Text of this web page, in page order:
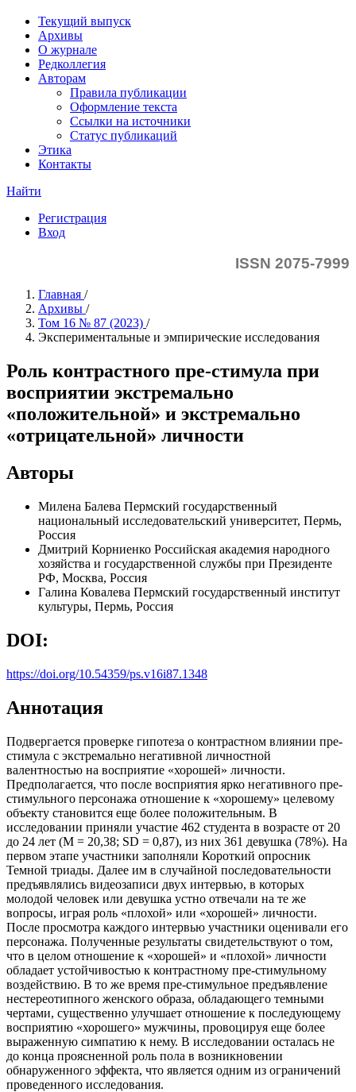
Текущий выпуск
Архивы
О журнале
Редколлегия
Авторам
Правила публикации
Оформление текста
Ссылки на источники
Статус публикаций
Этика
Контакты
Найти
Регистрация
Вход
ISSN 2075-7999
Главная /
Архивы /
Том 16 № 87 (2023) /
Экспериментальные и эмпирические исследования
Роль контрастного пре-стимула при
восприятии экстремально
«положительной» и экстремально
«отрицательной» личности
Авторы
Милена Балева Пермский государственный
национальный исследовательский университет, Пермь,
Россия
Дмитрий Корниенко Российская академия народного
хозяйства и государственной службы при Президенте
РФ, Москва, Россия
Галина Ковалева Пермский государственный институт
культуры, Пермь, Россия
DOI:
https://doi.org/10.54359/ps.v16i87.1348
Аннотация
Подвергается проверке гипотеза о контрастном влиянии пре-
стимула с экстремально негативной личностной
валентностью на восприятие «хорошей» личности.
Предполагается, что после восприятия ярко негативного пре-
стимульного персонажа отношение к «хорошему» целевому
объекту становится еще более положительным. В
исследовании приняли участие 462 студента в возрасте от 20
до 24 лет (M = 20,38; SD = 0,87), из них 361 девушка (78%). На
первом этапе участники заполняли Короткий опросник
Темной триады. Далее им в случайной последовательности
предъявлялись видеозаписи двух интервью, в которых
молодой человек или девушка устно отвечали на те же
вопросы, играя роль «плохой» или «хорошей» личности.
После просмотра каждого интервью участники оценивали его
персонажа. Полученные результаты свидетельствуют о том,
что в целом отношение к «хорошей» и «плохой» личности
обладает устойчивостью к контрастному пре-стимульному
воздействию. В то же время пре-стимульное предъявление
нестереотипного женского образа, обладающего темными
чертами, существенно улучшает отношение к последующему
восприятию «хорошего» мужчины, провоцируя еще более
выраженную симпатию к нему. В исследовании осталась не
до конца проясненной роль пола в возникновении
обнаруженного эффекта, что является одним из ограничений
проведенного исследования.